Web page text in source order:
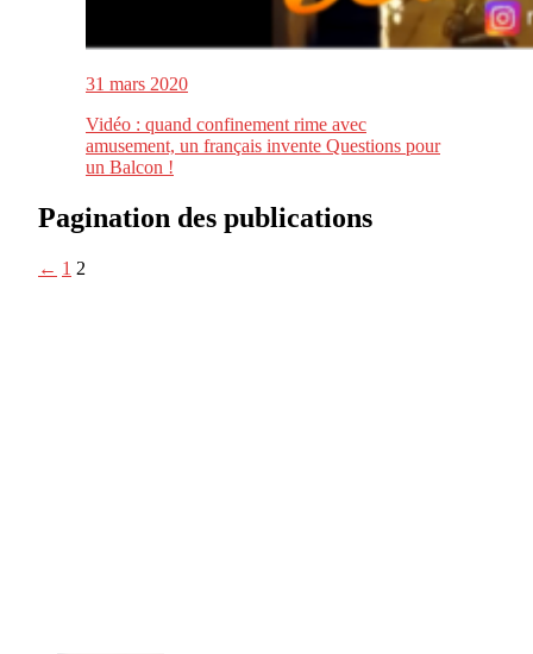
31 mars 2020
Vidéo : quand confinement rime avec
amusement, un français invente Questions pour
un Balcon !
Pagination des publications
← 1 2